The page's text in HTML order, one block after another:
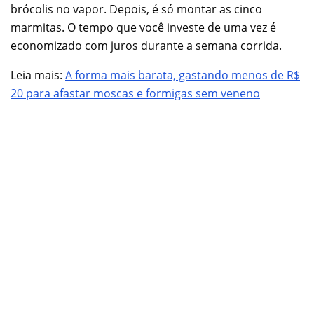
brócolis no vapor. Depois, é só montar as cinco
marmitas. O tempo que você investe de uma vez é
economizado com juros durante a semana corrida.
Leia mais: A forma mais barata, gastando menos de R$
20 para afastar moscas e formigas sem veneno